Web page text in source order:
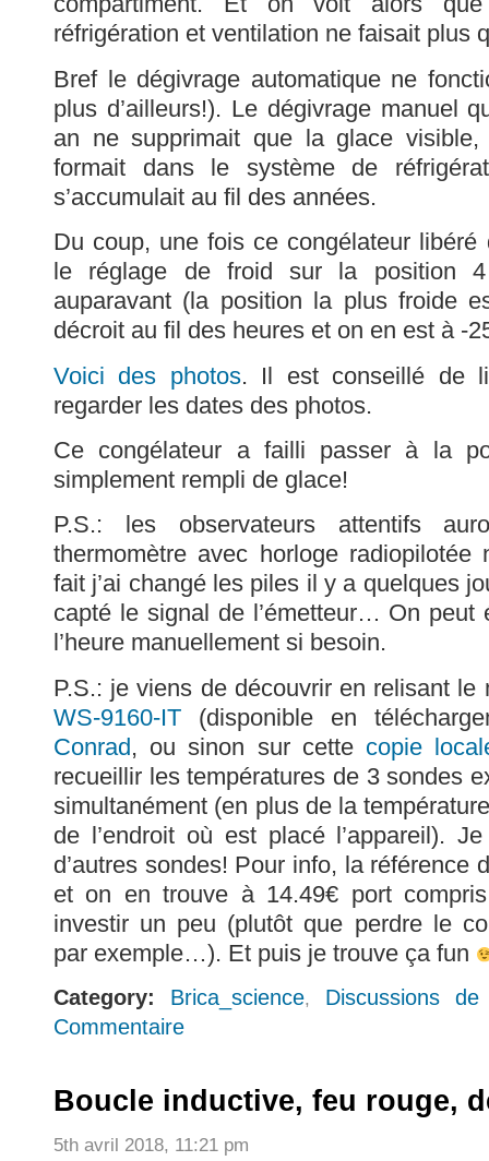
réfrigération et ventilation ne faisait plus
Bref le dégivrage automatique ne
plus d’ailleurs!). Le dégivrage manuel
an ne supprimait que la glace
formait dans le système de
s’accumulait au fil des années.
Du coup, une fois ce congélateur
le réglage de froid sur la position
auparavant (la position la plus froide
décroit au fil des heures et on en est à -
Voici des photos. Il est conseillé de
regarder les dates des photos.
Ce congélateur a failli passer à la
simplement rempli de glace!
P.S.: les observateurs attentifs
thermomètre avec horloge radiopilotée
fait j’ai changé les piles il y a quelques
capté le signal de l’émetteur… On peut
l’heure manuellement si besoin.
P.S.: je viens de découvrir en relisant le
WS-9160-IT (disponible en
Conrad, ou sinon sur cette copie
recueillir les températures de 3 sondes
simultanément (en plus de la
de l’endroit où est placé l’appareil).
d’autres sondes! Pour info, la référence
et on en trouve à 14.49€ port
investir un peu (plutôt que perdre le
par exemple…). Et puis je trouve ça fun
Category: Brica_science, Discussions
Commentaire
Boucle inductive, feu rouge,
5th avril 2018, 11:21 pm